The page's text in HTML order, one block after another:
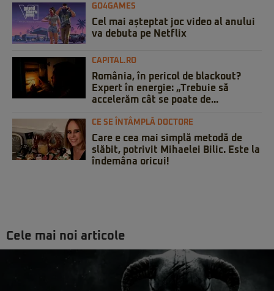
GO4GAMES
Cel mai așteptat joc video al anului
va debuta pe Netflix
CAPITAL.RO
România, în pericol de blackout?
Expert în energie: „Trebuie să
accelerăm cât se poate de...
CE SE ÎNTÂMPLĂ DOCTORE
Care e cea mai simplă metodă de
slăbit, potrivit Mihaelei Bilic. Este la
îndemâna oricui!
Cele mai noi articole